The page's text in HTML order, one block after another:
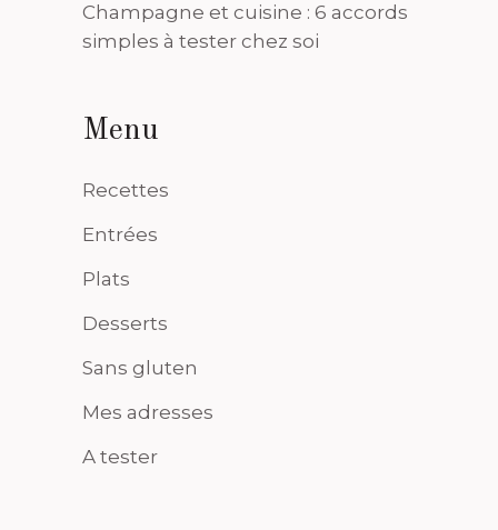
Champagne et cuisine : 6 accords
simples à tester chez soi
Menu
Recettes
Entrées
Plats
Desserts
Sans gluten
Mes adresses
A tester